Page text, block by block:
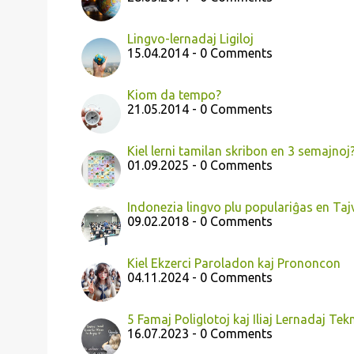
Lingvo-lernadaj Ligiloj
15.04.2014 - 0 Comments
Kiom da tempo?
21.05.2014 - 0 Comments
Kiel lerni tamilan skribon en 3
01.09.2025 - 0 Comments
Indonezia lingvo plu populariĝas en
09.02.2018 - 0 Comments
Kiel Ekzerci Paroladon kaj Prononcon
04.11.2024 - 0 Comments
5 Famaj Poliglotoj kaj Iliaj Lernadaj
16.07.2023 - 0 Comments